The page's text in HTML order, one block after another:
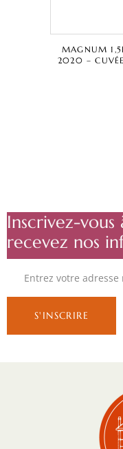
MAGNUM
2020 –
Inscrivez-
recevez nos